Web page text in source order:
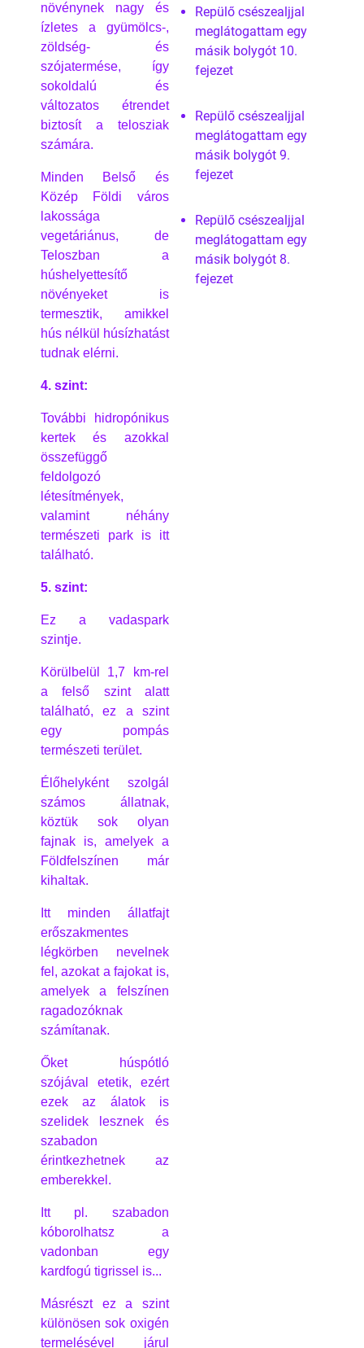
növénynek nagy és
ízletes a gyümölcs-,
zöldség- és
szójatermése, így
sokoldalú és
változatos étrendet
biztosít a telosziak
számára.
Minden Belső és
Közép Földi város
lakossága
vegetáriánus, de
Teloszban a
húshelyettesítő
növényeket is
termesztik, amikkel
hús nélkül húsízhatást
tudnak elérni.
4. szint:
További hidropónikus
kertek és azokkal
összefüggő
feldolgozó
létesítmények,
valamint néhány
természeti park is itt
található.
5. szint:
Ez a vadaspark
szintje.
Körülbelül 1,7 km-rel
a felső szint alatt
található, ez a szint
egy pompás
természeti terület.
Élőhelyként szolgál
számos állatnak,
köztük sok olyan
fajnak is, amelyek a
Földfelszínen már
kihaltak.
Itt minden állatfajt
erőszakmentes
légkörben nevelnek
fel, azokat a fajokat is,
amelyek a felszínen
ragadozóknak
számítanak.
Őket húspótló
szójával etetik, ezért
ezek az álatok is
szelidek lesznek és
szabadon
érintkezhetnek az
emberekkel.
Itt pl. szabadon
kóborolhatsz a
vadonban egy
kardfogú tigrissel is...
Másrészt ez a szint
különösen sok oxigén
termelésével járul
Repülő csészealjjal
meglátogattam egy
másik bolygót 10.
fejezet
Repülő csészealjjal
meglátogattam egy
másik bolygót 9.
fejezet
Repülő csészealjjal
meglátogattam egy
másik bolygót 8.
fejezet